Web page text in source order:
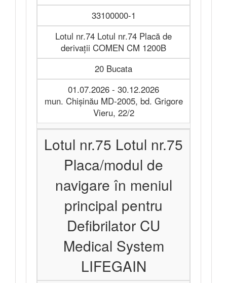
33100000-1
Lotul nr.74 Lotul nr.74 Placă de
derivații COMEN CM 1200B
20 Bucata
01.07.2026 - 30.12.2026
mun. Chișinău MD-2005, bd. Grigore
Vieru, 22/2
Lotul nr.75 Lotul nr.75
Placa/modul de
navigare în meniul
principal pentru
Defibrilator CU
Medical System
LIFEGAIN